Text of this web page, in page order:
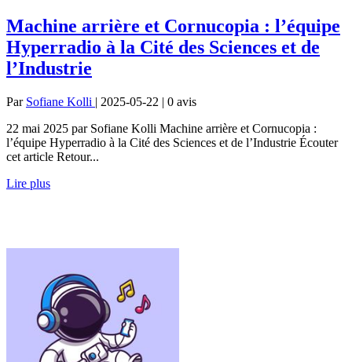
Machine arrière et Cornucopia : l’équipe
Hyperradio à la Cité des Sciences et de
l’Industrie
Par Sofiane Kolli | 2025-05-22 | 0 avis
22 mai 2025 par Sofiane Kolli Machine arrière et Cornucopia :
l’équipe Hyperradio à la Cité des Sciences et de l’Industrie Écouter
cet article Retour...
Lire plus